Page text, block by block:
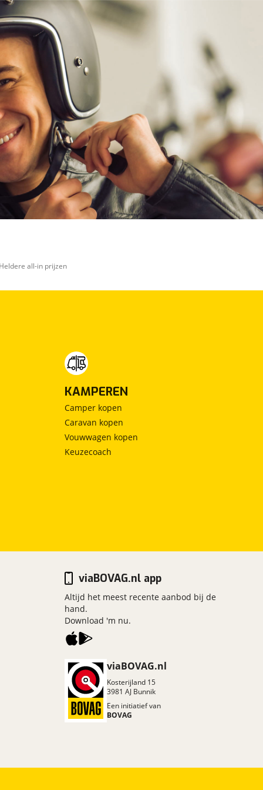
all-in prijzen
KAMPEREN
Camper kopen
Caravan kopen
Vouwwagen kopen
Keuzecoach
viaBOVAG.nl
Kosterijland 15
3981 AJ Bunnik
Een initiatief van
BOVAG
viaBOVAG.nl app
Altijd het meest recente aanbod bij de
hand.
Download 'm nu.